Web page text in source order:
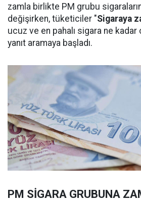
zamla birlikte PM grubu
değişirken, tüketiciler "Sigaraya
ucuz ve en pahalı sigara ne kadar
yanıt aramaya başladı.
PM SİGARA GRUBUNA